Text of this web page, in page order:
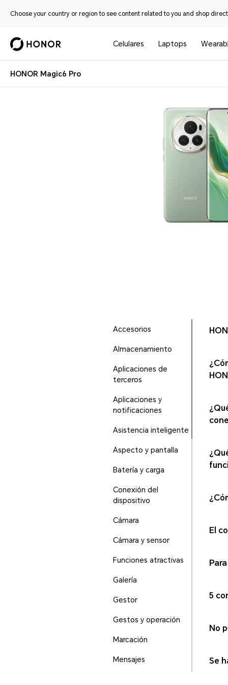
Choose your country or region to see content related to you and shop
Celulares Laptops
HONOR Magic6 Pro
Accesorios
Almacenamiento
Aplicaciones de
terceros
Aplicaciones y
notificaciones
Asistencia inteligente
Aspecto y pantalla
Batería y carga
Conexión del
dispositivo
Cámara
Cámara y sensor
Funciones atractivas
Galería
Gestor
Gestos y operación
Marcación
Mensajes
El
5
No
Se